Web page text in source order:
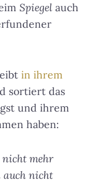
Spiegel auch
in ihrem
sortiert das
und ihrem
haben:
nicht mehr
auch nicht